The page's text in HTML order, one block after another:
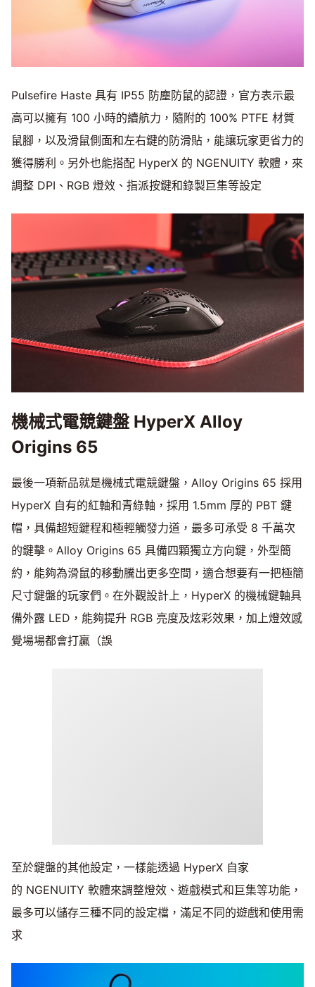
Pulsefire Haste 具有 IP55 防塵防鼠的認證，官方表示最
高可以擁有 100 小時的續航力，隨附的 100% PTFE 材質
鼠腳，以及滑鼠側面和左右鍵的防滑貼，能讓玩家更省力的
獲得勝利。另外也能搭配 HyperX 的 NGENUITY 軟體，來
調整 DPI、RGB 燈效、指派按鍵和錄製巨集等設定
機械式電競鍵盤 HyperX Alloy
Origins 65
最後一項新品就是機械式電競鍵盤，Alloy Origins 65 採用
HyperX 自有的紅軸和青綠軸，採用 1.5mm 厚的 PBT 鍵
帽，具備超短鍵程和極輕觸發力道，最多可承受 8 千萬次
的鍵擊。Alloy Origins 65 具備四顆獨立方向鍵，外型簡
約，能夠為滑鼠的移動騰出更多空間，適合想要有一把極簡
尺寸鍵盤的玩家們。在外觀設計上，HyperX 的機械鍵軸具
備外露 LED，能夠提升 RGB 亮度及炫彩效果，加上燈效感
覺場場都會打贏（誤
至於鍵盤的其他設定，一樣能透過 HyperX 自家
的 NGENUITY 軟體來調整燈效、遊戲模式和巨集等功能，
最多可以儲存三種不同的設定檔，滿足不同的遊戲和使用需
求